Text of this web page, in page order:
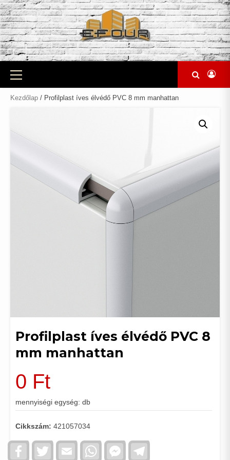
Skip
to
content
Primary
Menu
Kezdőlap / Profilplast íves élvédő PVC 8 mm manhattan
Profilplast íves élvédő PVC 8
mm manhattan
0 Ft
mennyiségi egység: db
Cikkszám: 421057034
FacebookTwitter Email WhatsAppFacebook
Messenger